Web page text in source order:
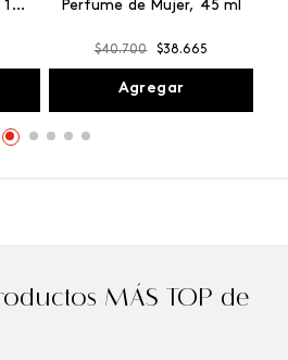
Perfume de Mujer, 45 ml
$40.700 $38.665
Agregar
MÁS TOP de